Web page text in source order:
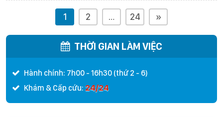
1 2 … 24 »
THỜI GIAN LÀM VIỆC
Hành chính: 7h00 - 16h30 (thứ 2 - 6)
Khám & Cấp cứu: 24/24